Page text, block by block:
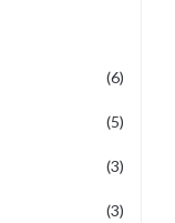
(6)
(5)
(3)
(3)